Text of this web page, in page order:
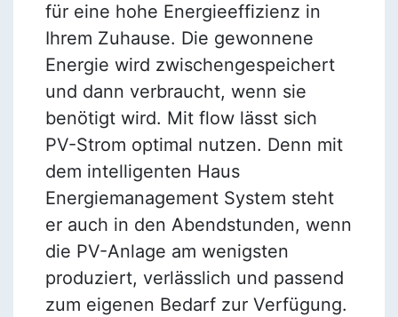
für eine hohe Energieeffizienz in
Ihrem Zuhause. Die gewonnene
Energie wird zwischengespeichert
und dann verbraucht, wenn sie
benötigt wird. Mit flow lässt sich
PV-Strom optimal nutzen. Denn mit
dem intelligenten Haus
Energiemanagement System steht
er auch in den Abendstunden, wenn
die PV-Anlage am wenigsten
produziert, verlässlich und passend
zum eigenen Bedarf zur Verfügung.